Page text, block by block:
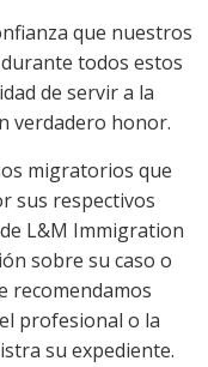
que nuestros
todos estos
de servir a la
verdadero honor.
migratorios que
sus respectivos
L&M Immigration
sobre su caso o
recomendamos
profesional o la
su expediente.